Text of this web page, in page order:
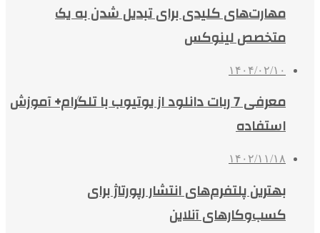
مهارت‌های کلیدی برای تبدیل شدن به یک
متخصص لینوکس
۱۴۰۴/۰۲/۱۰
معرفی 7 ربات دانلود از یوتیوب با تلگرام+ آموزش
استفاده
۱۴۰۲/۱۱/۱۸
بهترین پلتفرم‌های انتشار رپورتاژ برای
کسب‌وکارهای آنلاین